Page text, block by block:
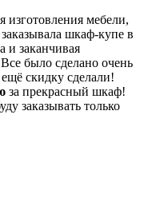
мебели,
шкаф-купе в
и заканчивая
было сделано очень
скидку сделали!
за прекрасный шкаф!
заказывать только